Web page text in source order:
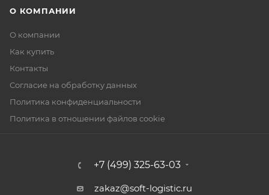
О КОМПАНИИ
О компании
Как купить
Контакты
Согласие на обработку данных
Политика конфиденциальности
Политика в отношении файлов cookie
+7 (499) 325-63-03
zakaz@soft-logistic.ru